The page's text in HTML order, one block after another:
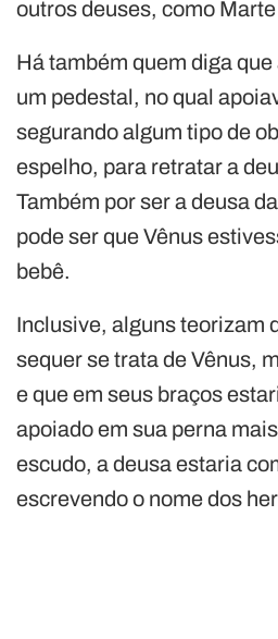
outros deuses, como Marte
Há também quem diga que
um pedestal, no qual
segurando algum tipo de
espelho, para retratar a
Também por ser a deusa
pode ser que Vênus
bebê.
Inclusive, alguns teorizam
sequer se trata de Vênus,
e que em seus braços
apoiado em sua perna
escudo, a deusa estaria
escrevendo o nome dos